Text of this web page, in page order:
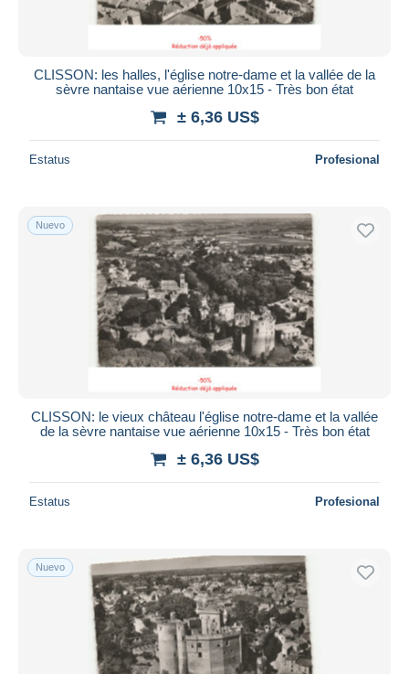
CLISSON: les halles, l'église notre-dame et la vallée de la
sèvre nantaise vue aérienne 10x15 - Très bon état
± 6,36 US$
Estatus Profesional
Nuevo
CLISSON: le vieux château l'église notre-dame et la vallée
de la sèvre nantaise vue aérienne 10x15 - Très bon état
± 6,36 US$
Estatus Profesional
Nuevo